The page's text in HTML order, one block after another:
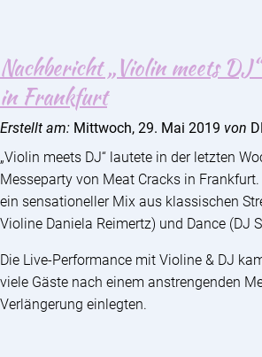
Nachbericht „Violin meets
in Frankfurt
Erstellt am: Mittwoch, 29. Mai 2019 von
„Violin meets DJ“ lautete in der letzten
Messeparty von Meat Cracks in
ein sensationeller Mix aus klassischen
Violine Daniela Reimertz) und Dance (DJ
Die Live-Performance mit Violine & DJ
viele Gäste nach einem anstrengenden
Verlängerung einlegten.